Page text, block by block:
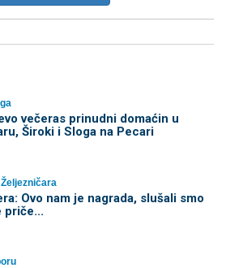
večeras prinudni domaćin u
Široki i Sloga na Pecari
Ovo nam je nagrada, slušali smo
priče...